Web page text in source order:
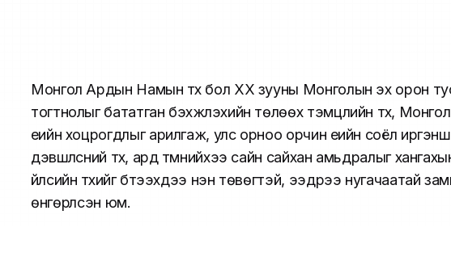
Монгол Ардын Намын түүх бол ХХ зууны Монголын эх орон
тогтнолыг бататган бэхжүүлэхийн төлөөх тэмцлийн түүх,
үеийн хоцрогдлыг арилгаж, улс орноо орчин үеийн соёл
дэвшүүлсний түүх, ард түмнийхээ сайн сайхан амьдралыг
үйлсийн түүхийг бүтээхдээ нэн төвөгтэй, ээдрээ нугачаатай
өнгөрүүлсэн юм.